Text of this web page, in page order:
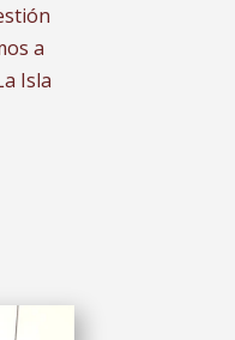
a
Isla